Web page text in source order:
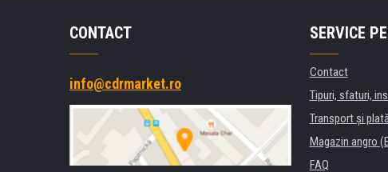
CONTACT
info@cdrmarket.ro
SERVICE
Contact
Tipuri, sfaturi,
Transport şi
Magazin angro
FAQ